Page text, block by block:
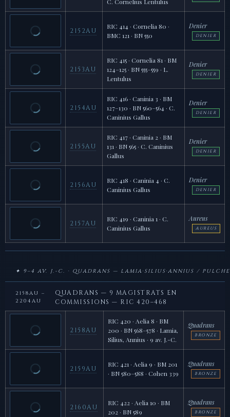
C. Cornelius Lentulus
2152AU
RIC 414 · Cornelia 80 ·
BMC 121 · BN 550
Denier
DENIER
2153AU
RIC 415 · Cornelia 81 · BM
124–125 · BN 555–559 · L.
Lentulus
Denier
DENIER
2154AU
RIC 416 · Caninia 3 · BM
127–130 · BN 560–564 · C.
Caninius Gallus
Denier
DENIER
2155AU
RIC 417 · Caninia 2 · BM
131 · BN 565 · C. Caninius
Gallus
Denier
DENIER
2156AU
RIC 418 · Caninia 4 · C.
Caninius Gallus
Denier
DENIER
2157AU
RIC 419 · Caninia 1 · C.
Caninius Gallus
Aureus
AUREUS
✦ 9–4 AV. J.-C. · QUADRANS — LAMIA·SILIUS·ANNIUS /
2158AU –
2204AU
QUADRANS — 9 MAGISTRATS EN
COMMISSIONS — RIC 420–468
2158AU
RIC 420 · Aelia 8 · BM
200 · BN 568–578 · Lamia,
Silius, Annius · 9 av. J.-C.
Quadrans
BRONZE
2159AU
RIC 421 · Aelia 9 · BM 201
· BN 580–588 · Cohen 339
Quadrans
BRONZE
2160AU
RIC 422 · Aelia 10 · BM
202 · BN 589
Quadrans
BRONZE